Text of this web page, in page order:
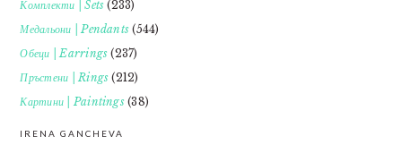
Комплекти | Sets (233)
Медальони | Pendants (544)
Обеци | Earrings (237)
Пръстени | Rings (212)
Картини | Paintings(38)
IRENA GANCHEVA